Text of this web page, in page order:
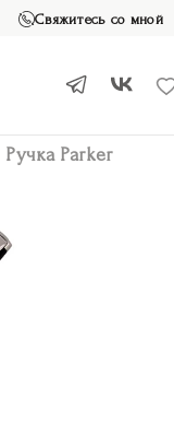
Свяжитесь со мной
Ручка Parker